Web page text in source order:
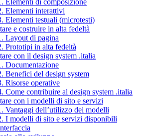
Elementi di composizione
Elementi interattivi
Elementi testuali (microtesti)
e costruire in alta fedeltà
Layout di pagina
Prototipi in alta fedeltà
con il design system .italia
Documentazione
Benefici del design system
Risorse operative
Come contribuire al design system .italia
con i modelli di sito e servizi
Vantaggi dell’utilizzo dei modelli
I modelli di sito e servizi disponibili